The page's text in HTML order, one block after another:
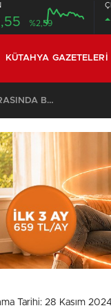
%2,59
KÜTAHYA GAZETELERI
KOMŞULARI ÖLDÜĞÜNÜ SANDI, YAŞLI KADINI ÇÖP YIĞINININ ARASINDA BULUNDU
Tarihi: 28 Kasım